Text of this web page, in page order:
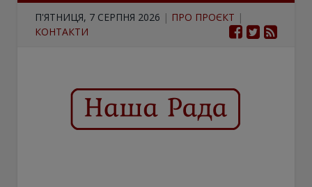
П'ЯТНИЦЯ, 7 СЕРПНЯ 2026 | ПРО ПРОЄКТ |
КОНТАКТИ